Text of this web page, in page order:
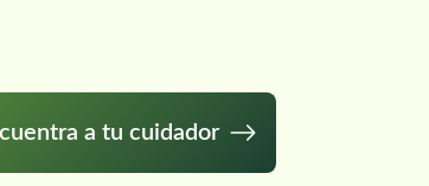
a tu cuidador